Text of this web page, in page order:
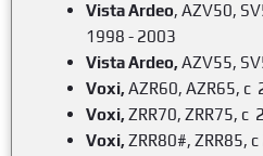
Vista Ardeo, AZV50,
1998 - 2003
Vista Ardeo, AZV55,
Voxi, AZR60, AZR65, c
Voxi, ZRR70, ZRR75, c
Voxi, ZRR80#, ZRR85,